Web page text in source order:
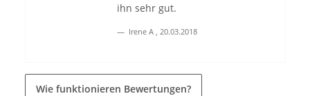
ihn sehr gut.
Irene A 20.03.2018
Wie funktionieren Bewertungen?